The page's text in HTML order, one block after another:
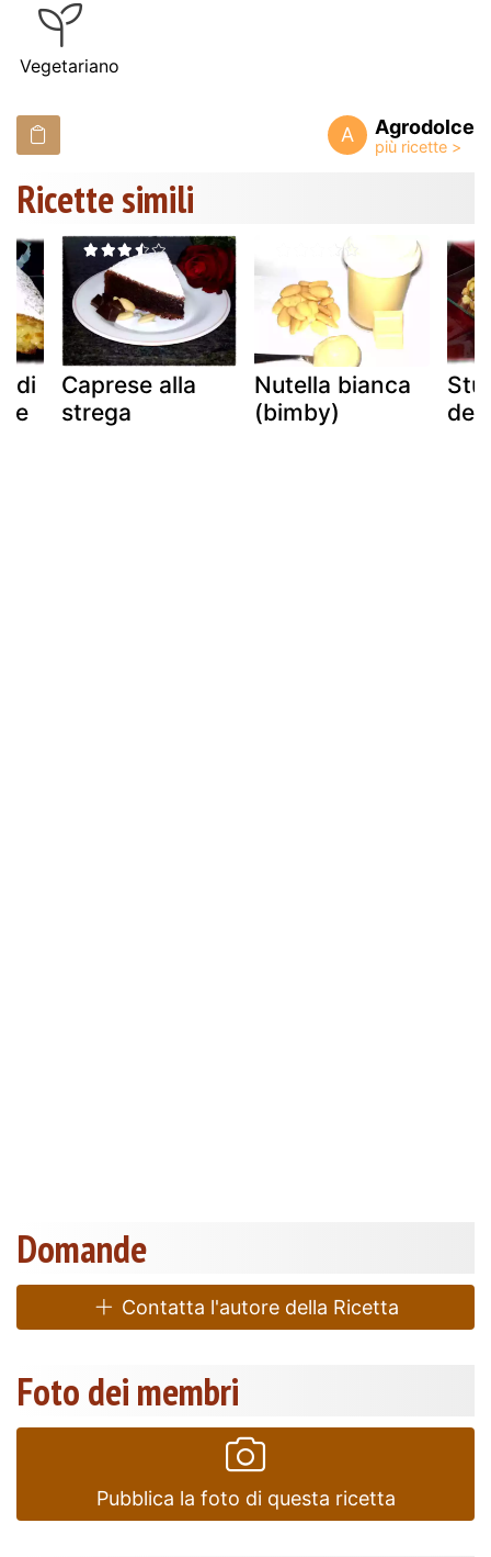
Vegetariano
A Agrodolce
Ricette simili
di
e
Caprese alla
strega
Nutella bianca
(bimby)
Domande
Contatta l'autore della Ricetta
Foto dei membri
Pubblica la foto di questa ricetta